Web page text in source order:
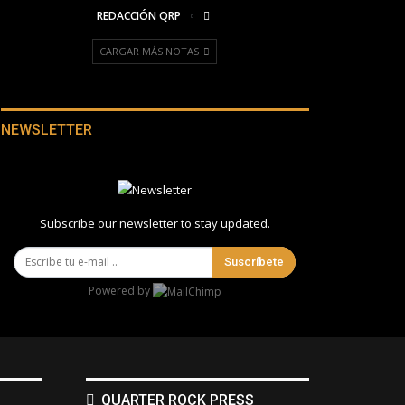
REDACCIÓN QRP
CARGAR MÁS NOTAS
NEWSLETTER
Subscribe our newsletter to stay updated.
Suscríbete
Powered by
QUARTER ROCK PRESS